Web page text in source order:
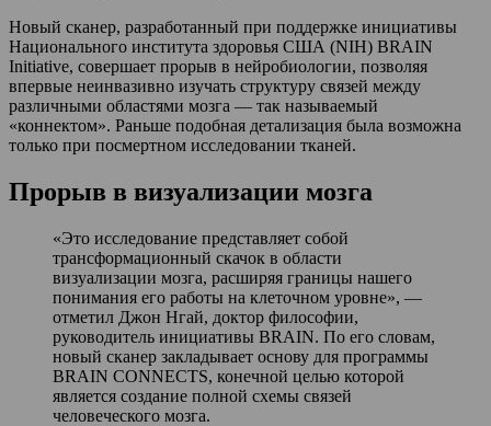
Новый сканер, разработанный при поддержке инициативы
Национального института здоровья США (NIH) BRAIN
Initiative, совершает прорыв в нейробиологии, позволяя
впервые неинвазивно изучать структуру связей между
различными областями мозга — так называемый
«коннектом». Раньше подобная детализация была возможна
только при посмертном исследовании тканей.
Прорыв в визуализации мозга
«Это исследование представляет собой
трансформационный скачок в области
визуализации мозга, расширяя границы нашего
понимания его работы на клеточном уровне», —
отметил Джон Нгай, доктор философии,
руководитель инициативы BRAIN. По его словам,
новый сканер закладывает основу для программы
BRAIN CONNECTS, конечной целью которой
является создание полной схемы связей
человеческого мозга.